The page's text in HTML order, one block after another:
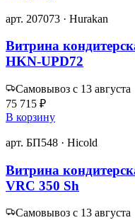
арт. 207073 · Hurakan
Витрина
HKN-UPD72
Самовывоз с 13 августа
75 715 ₽
В корзину
арт. БП548 · Hicold
Витрина
VRC 350 Sh
Самовывоз с 13 августа